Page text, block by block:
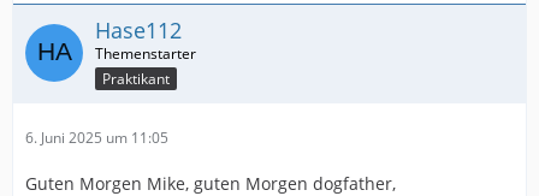
Hase112
Praktikant
6. Juni 2025 um 11:05
Guten Morgen Mike, guten Morgen dogfather,